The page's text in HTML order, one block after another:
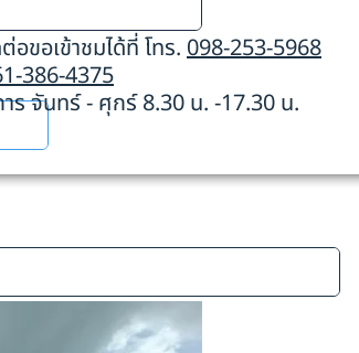
อขอเข้าชมได้ที่ โทร. 098-253-5968
386-4375
าร จันทร์ - ศุกร์ 8.30 น. -17.30 น.